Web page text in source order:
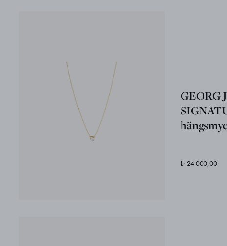
GEORG
kr 24 000,00